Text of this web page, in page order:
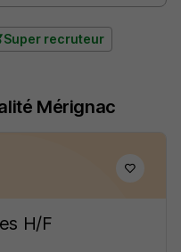
Super recruteur
Mérignac
H/F